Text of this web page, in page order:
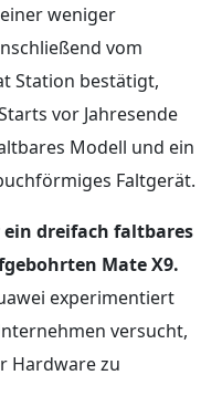
weniger
vom
Station bestätigt,
vor Jahresende
Modell und ein
Faltgerät.
ein dreifach faltbares
Mate X9.
experimentiert
versucht,
Hardware zu